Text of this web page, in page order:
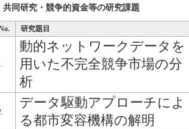
共同研究・競争的資金等の研究課題
研究題目
動的ネットワークデータを
用いた不完全競争市場の分
析
データ駆動アプローチによ
る都市変容機構の解明